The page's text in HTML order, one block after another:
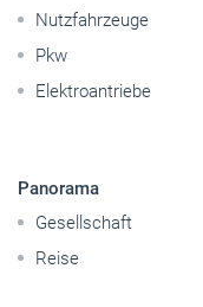
Nutzfahrzeuge
Pkw
Elektroantriebe
Panorama
Gesellschaft
Reise